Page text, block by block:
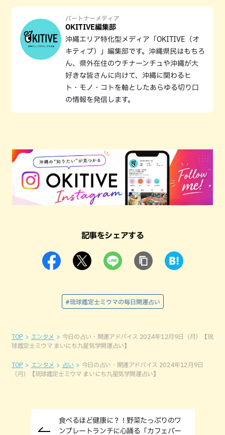
パートナーメディア
OKITIVE編集部
沖縄エリア特化型メディア「OKITIVE（オ
キティブ）」編集部です。沖縄県民はもちろ
ん、県外在住のウチナーンチュや沖縄が大
好きな皆さんに向けて、沖縄に関わるヒ
ト・モノ・コトを軸としたあらゆる切り口
の情報を発信します。
記事をシェアする
#琉球鑑定士ミウマの毎日開運占い
TOP エンタメ
今日の占い・開運アドバイス 2024年12月9日（月）【琉
球鑑定士ミウマ まいにち九星気学開運占い】
TOP エンタメ 占い
今日の占い・開運アドバイス 2024年12月9日
（月）【琉球鑑定士ミウマ まいにち九星気学開運占い】
食べるほど健康に？！野菜たっぷりのワ
ンプレートランチに心踊る「カフェバー